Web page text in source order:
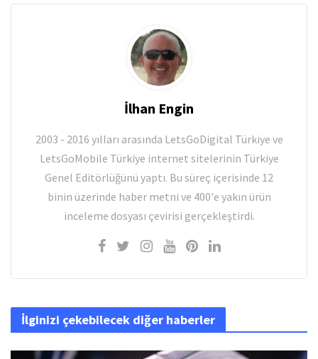
İlhan Engin
2003 - 2016 yılları arasında LetsGoDigital Türkiye ve
LetsGoMobile Türkiye internet sitelerinin Türkiye
Genel Editörlüğünü yaptı. Bu süreç içerisinde 12
binin üzerinde haber metni ve 400'e yakın ürün
inceleme dosyası çevirisi gerçekleştirdi.
İlginizi çekebilecek diğer haberler